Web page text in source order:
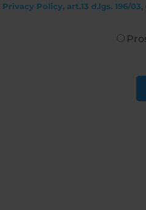
Privacy Policy, art.13 d.lgs. 196/03